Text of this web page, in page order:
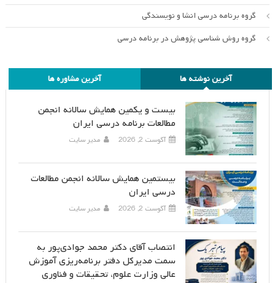
گروه برنامه درسی انشا و نویسندگی
گروه روش شناسی پژوهش در برنامه درسی
آخرین نوشته ها آخرین مشاوره ها
بیست و یکمین همایش سالانه انجمن
مطالعات برنامه درسی ایران
آگوست 2, 2026 مدیر سایت
بیستمین همایش سالانه انجمن مطالعات
درسی ایران
آگوست 2, 2026 مدیر سایت
انتصاب آقای دکتر محمد جوادی‌پور به
سمت مدیرکل دفتر برنامه‌ریزی آموزش
عالی وزارت علوم، تحقیقات و فناوری